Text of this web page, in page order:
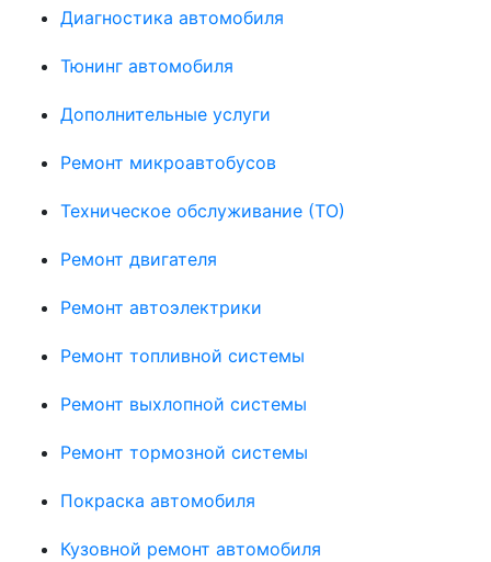
Диагностика автомобиля
Тюнинг автомобиля
Дополнительные услуги
Ремонт микроавтобусов
Техническое обслуживание (ТО)
Ремонт двигателя
Ремонт автоэлектрики
Ремонт топливной системы
Ремонт выхлопной системы
Ремонт тормозной системы
Покраска автомобиля
Кузовной ремонт автомобиля